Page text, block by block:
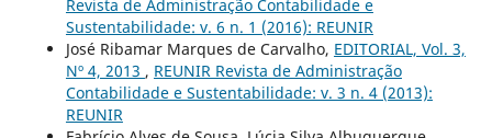
Revista de Administração Contabilidade e
Sustentabilidade: v. 6 n. 1 (2016): REUNIR
José Ribamar Marques de Carvalho, EDITORIAL, Vol. 3,
Nº 4, 2013 , REUNIR Revista de Administração
Contabilidade e Sustentabilidade: v. 3 n. 4 (2013):
REUNIR